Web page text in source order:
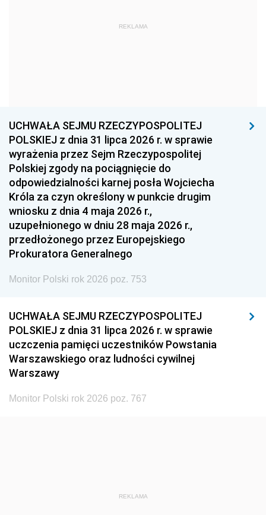
1968
1954 1953 1952
1951 1950 1949
1948 1947
1939 1938 1937
1936 1930
REKLAMA
UCHWAŁA SEJMU RZECZYPOSPOLITEJ
POLSKIEJ z dnia 31 lipca 2026 r. w sprawie
wyrażenia przez Sejm Rzeczypospolitej
Polskiej zgody na pociągnięcie do
odpowiedzialności karnej posła Wojciecha
Króla za czyn określony w punkcie drugim
wniosku z dnia 4 maja 2026 r.,
uzupełnionego w dniu 28 maja 2026 r.,
przedłożonego przez Europejskiego
Prokuratora Generalnego
Monitor Polski rok 2026 poz. 753
UCHWAŁA SEJMU RZECZYPOSPOLITEJ
POLSKIEJ z dnia 31 lipca 2026 r. w sprawie
uczczenia pamięci uczestników Powstania
Warszawskiego oraz ludności cywilnej
Warszawy
Monitor Polski rok 2026 poz. 767
REKLAMA